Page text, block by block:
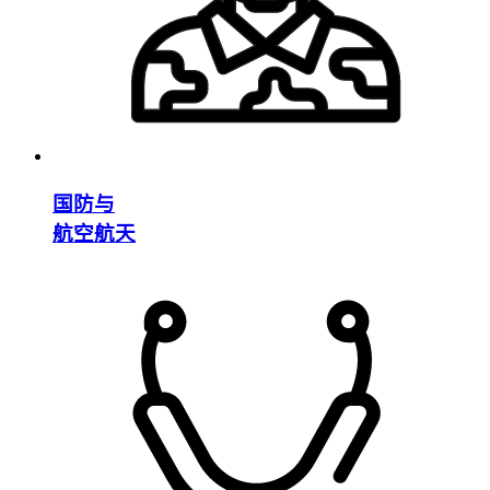
国防与
航空航天